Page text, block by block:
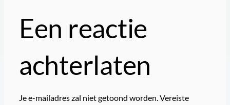
Een reactie
achterlaten
Je e-mailadres zal niet getoond worden.Vereiste